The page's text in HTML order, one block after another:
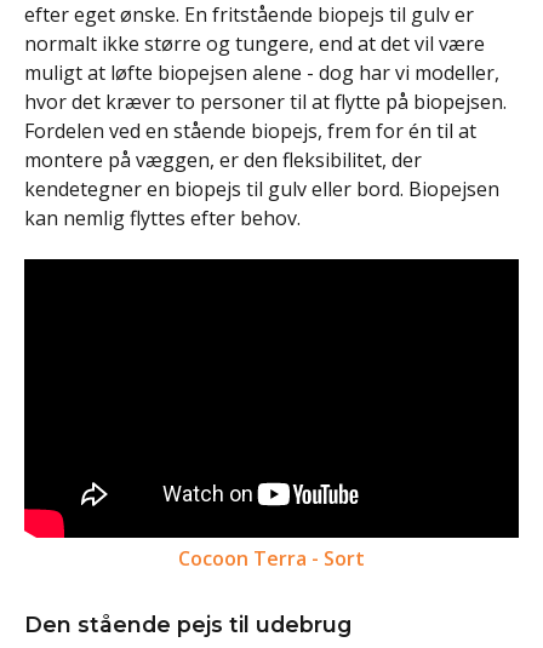
efter eget ønske. En fritstående biopejs til gulv er
normalt ikke større og tungere, end at det vil være
muligt at løfte biopejsen alene - dog har vi modeller,
hvor det kræver to personer til at flytte på biopejsen.
Fordelen ved en stående biopejs, frem for én til at
montere på væggen, er den fleksibilitet, der
kendetegner en biopejs til gulv eller bord. Biopejsen
kan nemlig flyttes efter behov.
Cocoon Terra - Sort
Den stående pejs til udebrug